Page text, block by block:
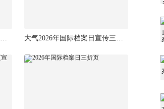
2026年国际档案日宣传三折页彩页 大气2026年国际档案日宣传三折页